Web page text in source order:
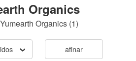
Organics
Yumearth Organics(1)
afinar